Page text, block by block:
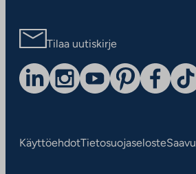
Tilaa uutiskirje
KäyttöehdotTietosuojaseloste